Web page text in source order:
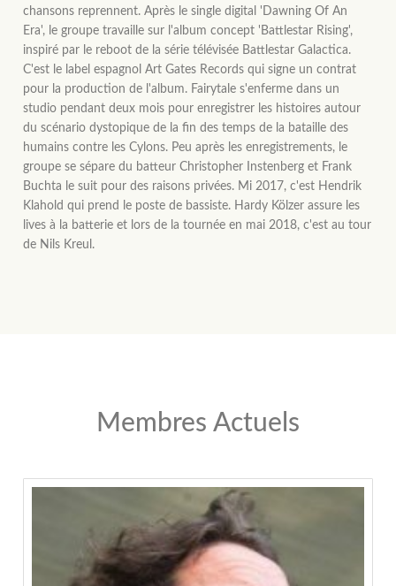
chansons reprennent. Après le single digital 'Dawning Of An
Era', le groupe travaille sur l'album concept 'Battlestar Rising',
inspiré par le reboot de la série télévisée Battlestar Galactica.
C'est le label espagnol Art Gates Records qui signe un contrat
pour la production de l'album. Fairytale s'enferme dans un
studio pendant deux mois pour enregistrer les histoires autour
du scénario dystopique de la fin des temps de la bataille des
humains contre les Cylons. Peu après les enregistrements, le
groupe se sépare du batteur Christopher Instenberg et Frank
Buchta le suit pour des raisons privées. Mi 2017, c'est Hendrik
Klahold qui prend le poste de bassiste. Hardy Kölzer assure les
lives à la batterie et lors de la tournée en mai 2018, c'est au tour
de Nils Kreul.
Membres Actuels